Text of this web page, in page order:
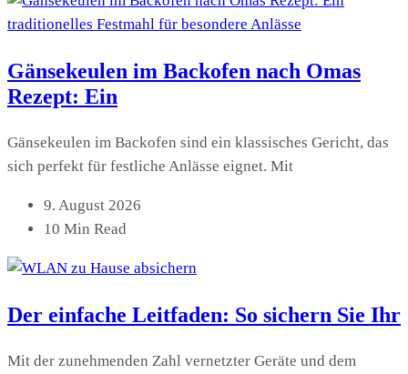
Gänsekeulen im Backofen nach Omas
Rezept: Ein
Gänsekeulen im Backofen sind ein klassisches Gericht, das
sich perfekt für festliche Anlässe eignet. Mit
9. August 2026
10 Min Read
Der einfache Leitfaden: So sichern Sie Ihr
Mit der zunehmenden Zahl vernetzter Geräte und dem